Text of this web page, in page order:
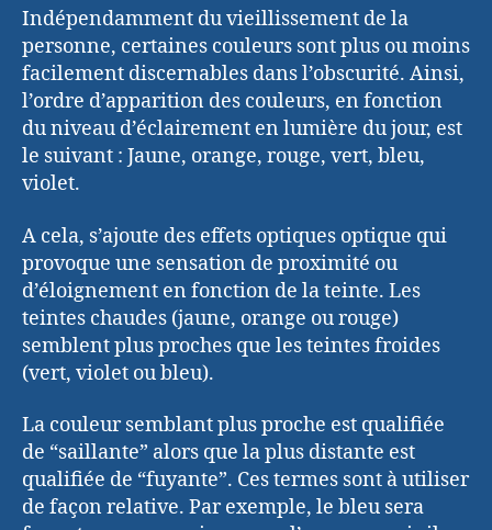
Indépendamment du vieillissement de la
personne, certaines couleurs sont plus ou moins
facilement discernables dans l’obscurité. Ainsi,
l’ordre d’apparition des couleurs, en fonction
du niveau d’éclairement en lumière du jour, est
le suivant : Jaune, orange, rouge, vert, bleu,
violet.
A cela, s’ajoute des effets optiques optique qui
provoque une sensation de proximité ou
d’éloignement en fonction de la teinte. Les
teintes chaudes (jaune, orange ou rouge)
semblent plus proches que les teintes froides
(vert, violet ou bleu).
La couleur semblant plus proche est qualifiée
de “saillante” alors que la plus distante est
qualifiée de “fuyante”. Ces termes sont à utiliser
de façon relative. Par exemple, le bleu sera